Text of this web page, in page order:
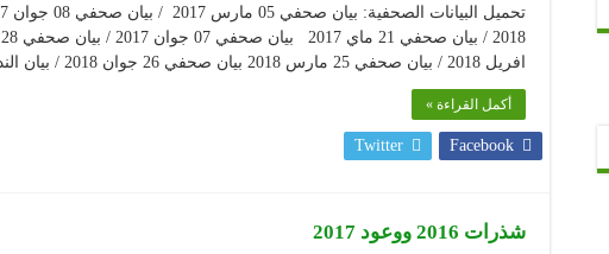
افريل 2018 / بيان صحفي 25 مارس 2018 بيان صحفي 26 جوان 2018 / بيان الندوة الصحفية 20 ديسمبر 2017
أكمل القراءة »
Facebook
Twitter
شذرات 2016 ووعود 2017